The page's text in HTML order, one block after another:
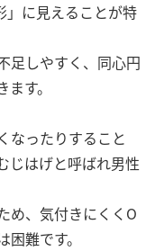
」に見えることが特
足しやすく、同心円
す。
なったりすること
じはげと呼ばれ男性
め、気付きにくくO
難です。